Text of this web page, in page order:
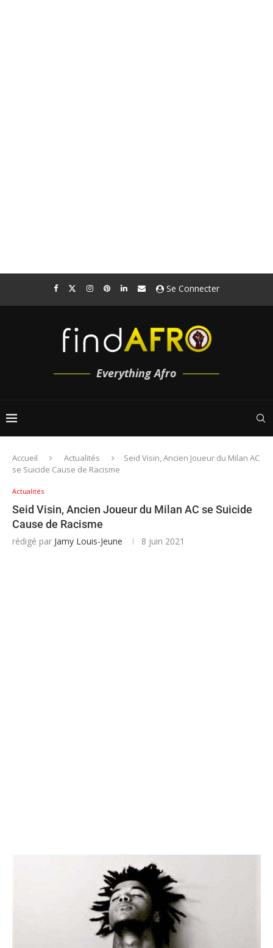
Se Connecter
Everything Afro
Accueil Actualités
Seid Visin, Ancien Joueur du Milan AC
se Suicide Cause de Racisme
Actualités
Seid Visin, Ancien Joueur du Milan AC se Suicide
Cause de Racisme
rédigé par Jamy Louis-Jeune 8 juin 2021